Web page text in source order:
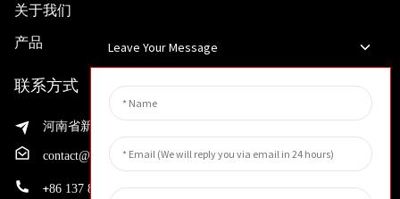
关于我们
产品
联系方式
河南省新乡市渭滨区先进制造业开发区邵华路199号
contact@huahangfilter.com
+86 137 8194 7634
Leave Your Message